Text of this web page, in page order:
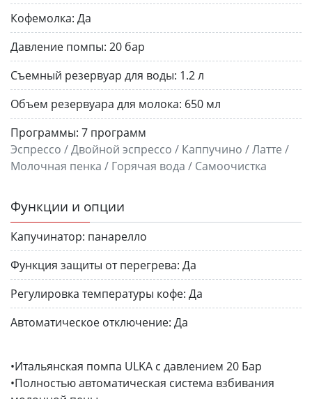
Кофемолка: Да
Давление помпы: 20 бар
Съемный резервуар для воды: 1.2 л
Объем резервуара для молока: 650 мл
Программы: 7 программ
Эспрессо / Двойной эспрессо / Каппучино / Латте /
Молочная пенка / Горячая вода / Самоочистка
Функции и опции
Капучинатор: панарелло
Функция защиты от перегрева: Да
Регулировка температуры кофе: Да
Автоматическое отключение: Да
•Итальянская помпа ULKA с давлением 20 Бар
•Полностью автоматическая система взбивания